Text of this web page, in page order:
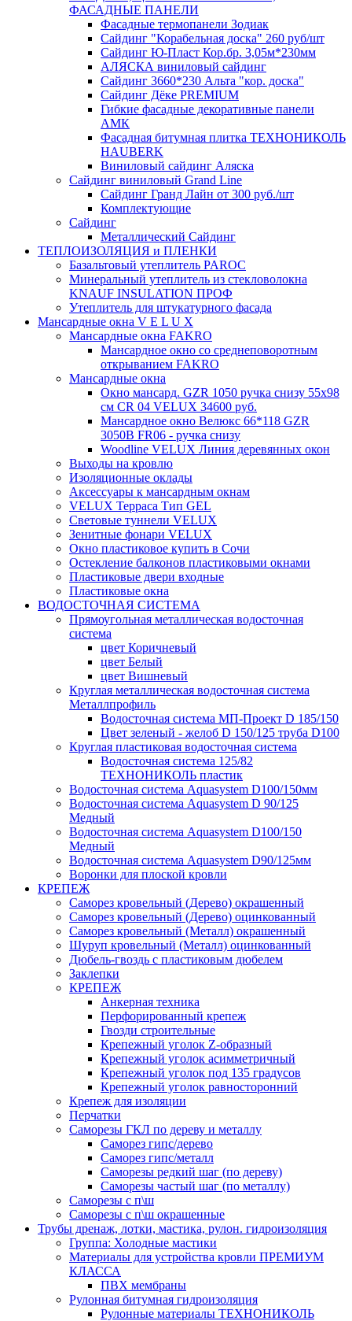
ФАСАДНЫЕ ПАНЕЛИ
Фасадные термопанели Зодиак
Сайдинг "Корабельная доска" 260 руб/шт
Сайдинг Ю-Пласт Кор.бр. 3,05м*230мм
АЛЯСКА виниловый сайдинг
Сайдинг 3660*230 Альта "кор. доска"
Сайдинг Дёке PREMIUM
Гибкие фасадные декоративные панели
АМК
Фасадная битумная плитка ТЕХНОНИКОЛЬ
HAUBERK
Виниловый сайдинг Аляска
Сайдинг виниловый Grand Line
Сайдинг Гранд Лайн от 300 руб./шт
Комплектующие
Сайдинг
Металлический Сайдинг
ТЕПЛОИЗОЛЯЦИЯ и ПЛЕНКИ
Базальтовый утеплитель PAROC
Минеральный утеплитель из стекловолокна
KNAUF INSULATION ПРОФ
Утеплитель для штукатурного фасада
Мансардные окна V E L U X
Мансардные окна FAKRO
Мансардное окно со среднеповоротным
открыванием FAKRO
Мансардные окна
Окно мансард. GZR 1050 ручка снизу 55х98
см CR 04 VELUX 34600 руб.
Мансардное окно Велюкс 66*118 GZR
3050B FR06 - ручка снизу
Woodline VELUX Линия деревянных окон
Выходы на кровлю
Изоляционные оклады
Аксессуары к мансардным окнам
VELUX Терраса Тип GEL
Световые туннели VELUX
Зенитные фонари VELUX
Окно пластиковое купить в Сочи
Остекление балконов пластиковыми окнами
Пластиковые двери входные
Пластиковые окна
ВОДОСТОЧНАЯ СИСТЕМА
Прямоугольная металлическая водосточная
система
цвет Коричневый
цвет Белый
цвет Вишневый
Круглая металлическая водосточная система
Металлпрофиль
Водосточная система МП-Проект D 185/150
Цвет зеленый - желоб D 150/125 труба D100
Круглая пластиковая водосточная система
Водосточная система 125/82
ТЕХНОНИКОЛЬ пластик
Водосточная система Aquasystem D100/150мм
Водосточная система Aquasystem D 90/125
Медный
Водосточная система Aquasystem D100/150
Медный
Водосточная система Aquasystem D90/125мм
Воронки для плоской кровли
КРЕПЕЖ
Саморез кровельный (Дерево) окрашенный
Саморез кровельный (Дерево) оцинкованный
Саморез кровельный (Металл) окрашенный
Шуруп кровельный (Металл) оцинкованный
Дюбель-гвоздь с пластиковым дюбелем
Заклепки
КРЕПЕЖ
Анкерная техника
Перфорированный крепеж
Гвозди строительные
Крепежный уголок Z-образный
Крепежный уголок асимметричный
Крепежный уголок под 135 градусов
Крепежный уголок равносторонний
Крепеж для изоляции
Перчатки
Саморезы ГКЛ по дереву и металлу
Саморез гипс/дерево
Саморез гипс/металл
Саморезы редкий шаг (по дереву)
Саморезы частый шаг (по металлу)
Саморезы с п\ш
Саморезы с п\ш окрашенные
Трубы дренаж, лотки, мастика, рулон. гидроизоляция
Группа: Холодные мастики
Материалы для устройства кровли ПРЕМИУМ
КЛАССА
ПВХ мембраны
Рулонная битумная гидроизоляция
Рулонные материалы ТЕХНОНИКОЛЬ